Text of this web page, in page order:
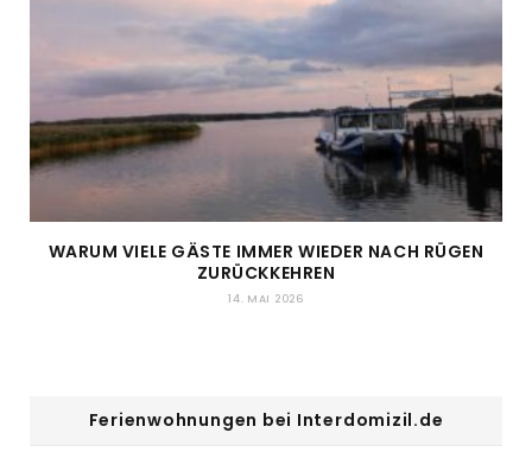
WARUM VIELE GÄSTE IMMER WIEDER NACH RÜGEN
ZURÜCKKEHREN
14. MAI 2026
Ferienwohnungen bei Interdomizil.de